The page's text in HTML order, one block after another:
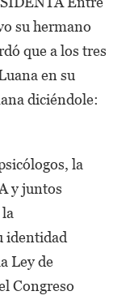
su hermano
que a los tres
en su
diciéndole:
la
y juntos
identidad
Ley de
Congreso